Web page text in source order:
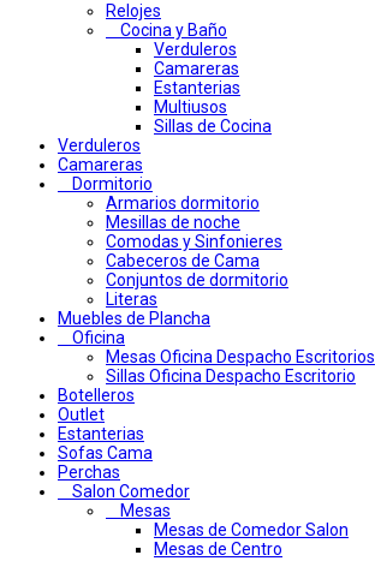
Relojes
Cocina y Baño
Verduleros
Camareras
Estanterias
Multiusos
Sillas de Cocina
Verduleros
Camareras
Dormitorio
Armarios dormitorio
Mesillas de noche
Comodas y Sinfonieres
Cabeceros de Cama
Conjuntos de dormitorio
Literas
Muebles de Plancha
Oficina
Mesas Oficina Despacho Escritorios
Sillas Oficina Despacho Escritorio
Botelleros
Outlet
Estanterias
Sofas Cama
Perchas
Salon Comedor
Mesas
Mesas de Comedor Salon
Mesas de Centro